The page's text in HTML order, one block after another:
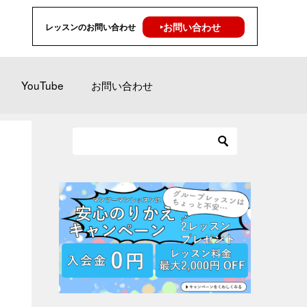
レッスンのお問い合わせ ‣お問い合わせ
YouTube お問い合わせ